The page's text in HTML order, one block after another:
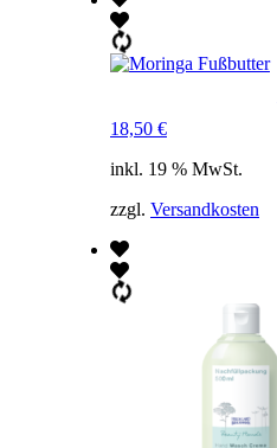
18,50 €
inkl. 19 % MwSt.
zzgl. Versandkosten